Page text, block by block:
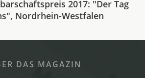
2017: "Der Tag
Nordrhein-Westfalen
DAS MAGAZIN